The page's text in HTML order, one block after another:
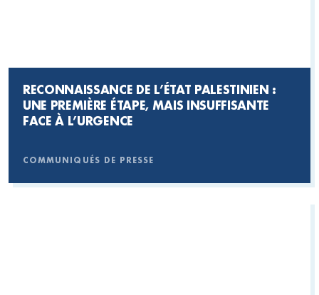
RECONNAISSANCE DE L’ÉTAT PALESTINIEN :
UNE PREMIÈRE ÉTAPE, MAIS INSUFFISANTE
FACE À L’URGENCE
COMMUNIQUÉS DE PRESSE